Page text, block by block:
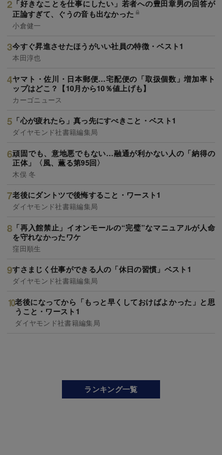
「好きなことを仕事にしたい」若者への豊田章男の回答が
正論すぎて、ぐうの音も出なかった
小倉健一
今すぐ昇進させたほうがいい社員の特徴・ベスト1
本田淳也
ヤマト・佐川・日本郵便…宅配便の「取扱個数」増加率ト
ップはどこ？【10月から10％値上げも】
カーゴニュース
「心が疲れたら」真っ先にすべきこと・ベスト1
ダイヤモンド社書籍編集局
頑固でも、意地悪でもない…融通が利かない人の「納得の
正体」〈風、薫る第95回〉
木俣 冬
老後にダントツで後悔すること・ワースト1
ダイヤモンド社書籍編集局
「再入館禁止」イオンモールの“完璧”なマニュアルが人命
を守れなかったワケ
窪田順生
すさまじく仕事ができる人の「休日の習慣」ベスト1
ダイヤモンド社書籍編集局
老後になってから「もっと早くしておけばよかった」と思
うこと・ワースト1
ダイヤモンド社書籍編集局
ランキング一覧